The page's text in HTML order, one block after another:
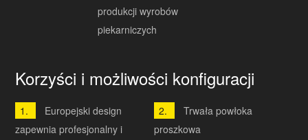
produkcji wyrobów
piekarniczych
Korzyści i możliwości konfiguracji
Europejski design
zapewnia profesjonalny i
Trwała powłoka
proszkowa